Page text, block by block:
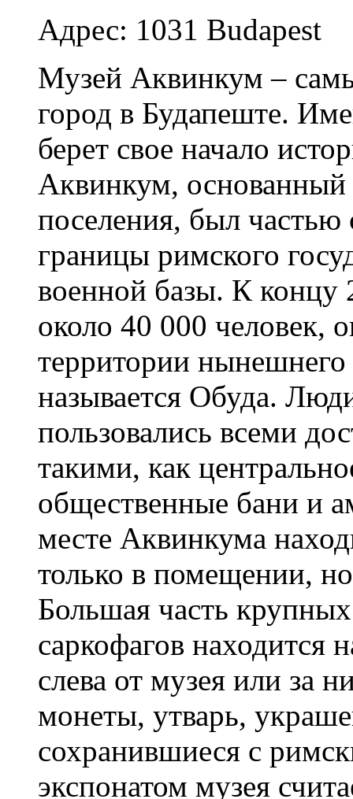
Адрес: 1031 Budapest
Музей Аквинкум –
город в Будапеште.
берет свое начало
Аквинкум, основанный
поселения, был
границы римского
военной базы. К концу
около 40 000 человек,
территории нынешнего
называется Обуда.
пользовались всеми
такими, как
общественные бани и
месте Аквинкума
только в помещении,
Большая часть
саркофагов находится
слева от музея или за
монеты, утварь,
сохранившиеся с
экспонатом музея